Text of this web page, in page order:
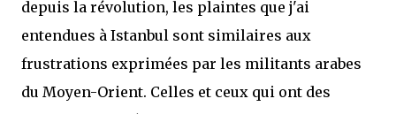
depuis la révolution, les plaintes que j'ai
entendues à Istanbul sont similaires aux
frustrations exprimées par les militants arabes
du Moyen-Orient. Celles et ceux qui ont des